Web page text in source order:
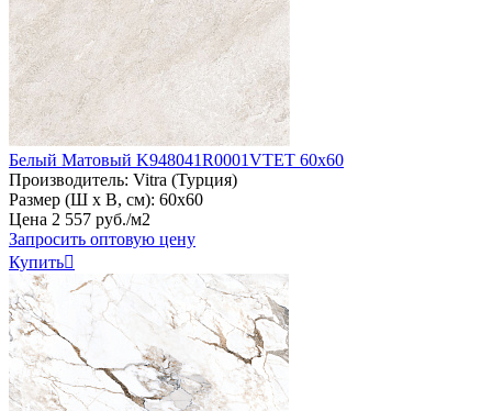
Белый Матовый K948041R0001VTET 60x60
Производитель: Vitra (Турция)
Размер (Ш х В, см): 60х60
Цена 2 557 руб./м2
Запросить оптовую цену
Купить